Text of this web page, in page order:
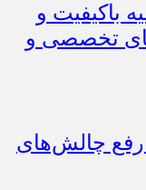
باکیفیت و
تخصصی و
رفع چالش‌های